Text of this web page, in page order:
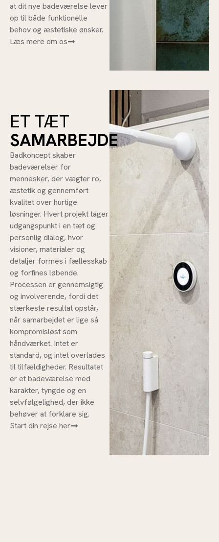
at dit nye badeværelse lever
op til både funktionelle
behov og æstetiske ønsker.
Læs mere om os
ET TÆT
SAMARBEJDE
Badkoncept skaber
badeværelser for
mennesker, der vægter ro,
æstetik og gennemført
kvalitet over hurtige
løsninger. Hvert projekt tager
udgangspunkt i en tæt og
personlig dialog, hvor
visioner, materialer og
detaljer formes i fællesskab
og forfines løbende.
Processen er gennemsigtig
og involverende, fordi det
stærkeste resultat opstår,
når samarbejdet er lige så
kompromisløst som
håndværket. Intet er
standard, og intet overlades
til tilfældigheder. Resultatet
er et badeværelse med
karakter, tyngde og en
selvfølgelighed, der ikke
behøver at forklare sig.
Start din rejse her